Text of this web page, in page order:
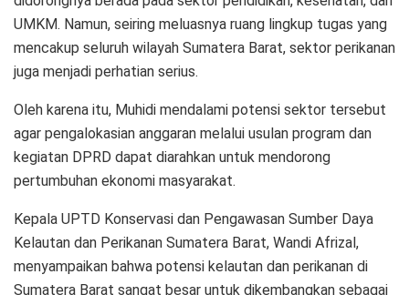
UMKM. Namun, seiring meluasnya ruang lingkup tugas yang
mencakup seluruh wilayah Sumatera Barat, sektor perikanan
juga menjadi perhatian serius.
Oleh karena itu, Muhidi mendalami potensi sektor tersebut
agar pengalokasian anggaran melalui usulan program dan
kegiatan DPRD dapat diarahkan untuk mendorong
pertumbuhan ekonomi masyarakat.
Kepala UPTD Konservasi dan Pengawasan Sumber Daya
Kelautan dan Perikanan Sumatera Barat, Wandi Afrizal,
menyampaikan bahwa potensi kelautan dan perikanan di
Sumatera Barat sangat besar untuk dikembangkan sebagai